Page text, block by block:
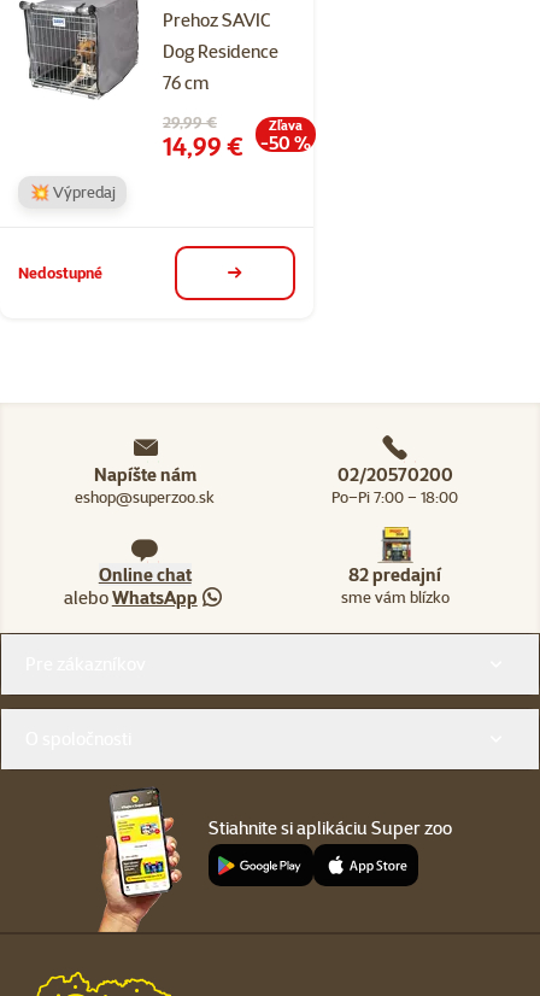
Prehoz SAVIC
Dog Residence
76 cm
Pôvodná cena
29,99 €
Cena
14,99 €
Zľava
-50 %
💥 Výpredaj
Nedostupné detail
Napíšte nám
eshop@superzoo.sk
02/20570200
Po–Pi 7:00 – 18:00
Online chat
aleboWhatsApp
82 predajní
sme vám blízko
Stiahnite si aplikáciu Super zoo